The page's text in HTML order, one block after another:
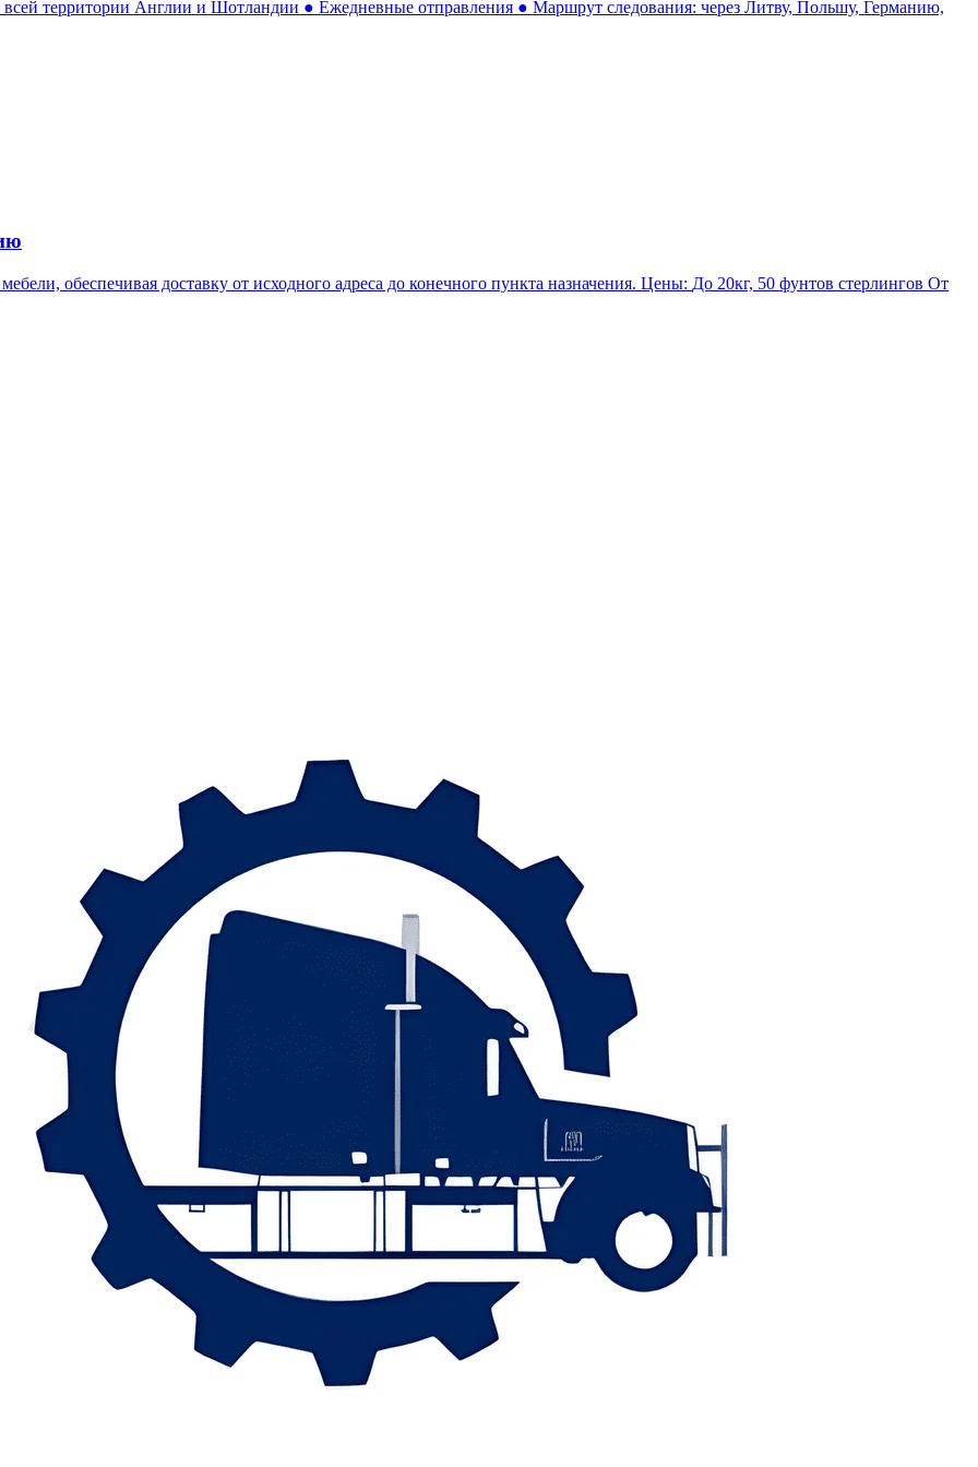
территории Англии и Шотландии ● Ежедневные отправления ● Маршрут следования: через Литву, Польшу, Германию,
доставку от исходного адреса до конечного пункта назначения. Цены: До 20кг, 50 фунтов стерлингов От